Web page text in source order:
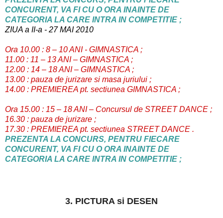
CONCURENT, VA FI CU O ORA INAINTE DE
CATEGORIA LA CARE INTRA IN COMPETITIE ;
ZIUA a II-a - 27 MAI 2010
Ora 10.00 : 8 – 10 ANI - GIMNASTICA ;
11.00 : 11 – 13 ANI – GIMNASTICA ;
12.00 : 14 – 18 ANI – GIMNASTICA ;
13.00 : pauza de jurizare si masa juriului ;
14.00 : PREMIEREA pt. sectiunea GIMNASTICA ;
Ora 15.00 : 15 – 18 ANI – Concursul de STREET DANCE ;
16.30 : pauza de jurizare ;
17.30 : PREMIEREA pt. sectiunea STREET DANCE .
PREZENTA LA CONCURS, PENTRU FIECARE
CONCURENT, VA FI CU O ORA INAINTE DE
CATEGORIA LA CARE INTRA IN COMPETITIE ;
3. PICTURA si DESEN